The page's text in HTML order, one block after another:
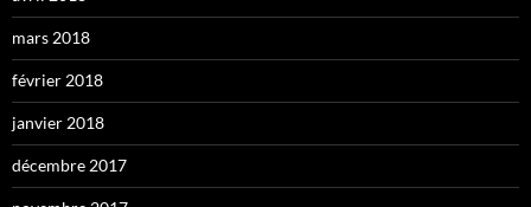
mars 2018
février 2018
janvier 2018
décembre 2017